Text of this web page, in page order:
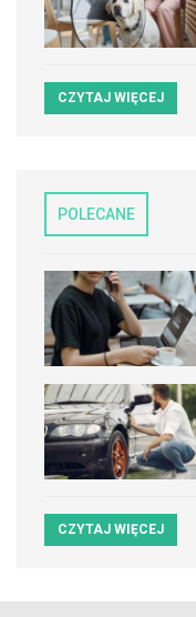
CZYTAJ WIĘCEJ
POLECANE
CZYTAJ WIĘCEJ